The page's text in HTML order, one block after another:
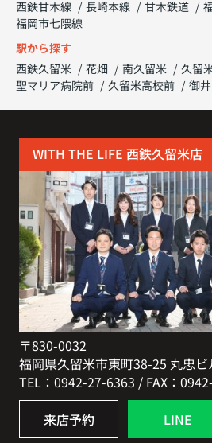
西鉄甘木線 長崎本線 甘木鉄道
福岡市七隈線
駅から探す
西鉄久留米
花畑 南久留米
久留
聖マリア病院前
久留米高校前 御井
WITH THE LIFE 西鉄久留米店
〒830-0032
福岡県久留米市東町38-25 丸忠ビ
TEL：0942-27-6363 / FAX：
来店予約 LINE